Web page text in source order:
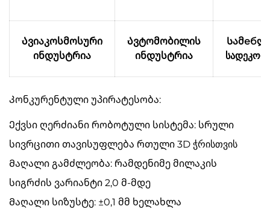
Ავიაკოსმოსური
ინდუსტრია
Ავტომობილის
ინდუსტრია
Კონკურენტული უპირატესობა:
Ექვსი ღერძიანი რობოტული სისტემა: სრული
სივრცითი თავისუფლება რთული 3D ჭრისთვის
Მაღალი გამძლეობა: რამდენიმე მილაკის
სიგრძის ვარიანტი 2,0 მ-მდე
Მაღალი სიზუსტე: ±0,1 მმ ხელახლა